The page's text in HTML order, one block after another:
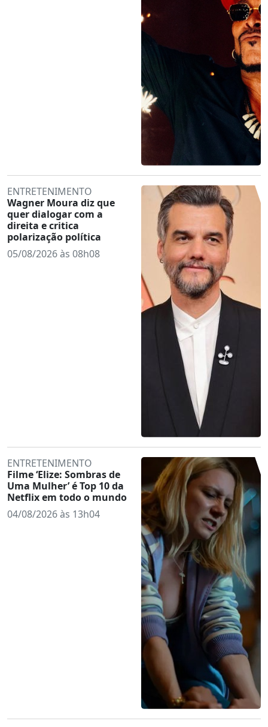
ENTRETENIMENTO
Wagner Moura diz que
quer dialogar com a
direita e critica
polarização política
05/08/2026 às 08h08
ENTRETENIMENTO
Filme ‘Elize: Sombras de
Uma Mulher’ é Top 10 da
Netflix em todo o mundo
04/08/2026 às 13h04